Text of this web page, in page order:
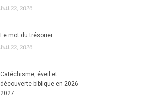
Juil 22, 2026
Le mot du trésorier
Juil 22, 2026
Catéchisme, éveil et
découverte biblique en 2026-
2027